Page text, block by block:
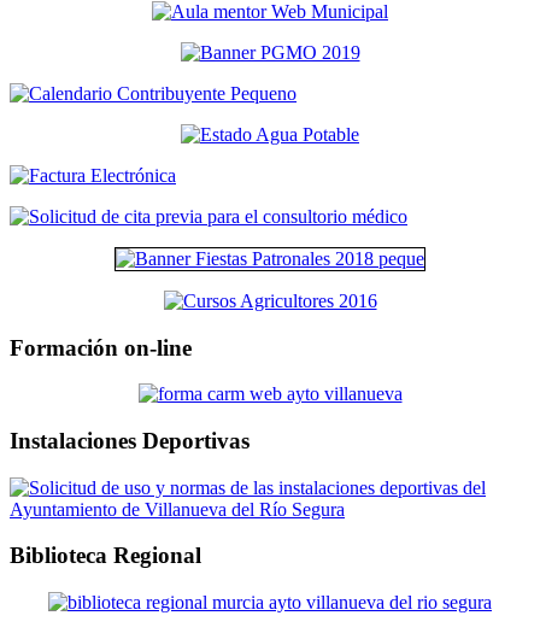
Formación on-line
Instalaciones Deportivas
Biblioteca Regional